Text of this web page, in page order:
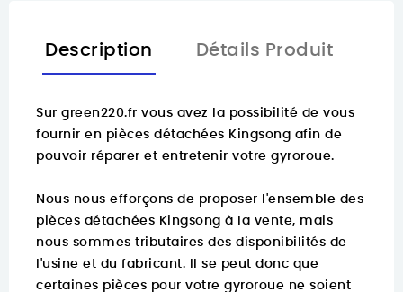
Description Détails Produit
Sur green220.fr vous avez la possibilité de vous
fournir en pièces détachées Kingsong afin de
pouvoir réparer et entretenir votre gyroroue.
Nous nous efforçons de proposer l'ensemble des
pièces détachées Kingsong à la vente, mais
nous sommes tributaires des disponibilités de
l'usine et du fabricant. Il se peut donc que
certaines pièces pour votre gyroroue ne soient